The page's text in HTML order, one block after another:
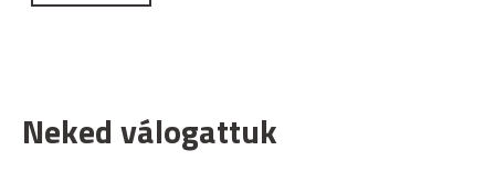
Neked válogattuk